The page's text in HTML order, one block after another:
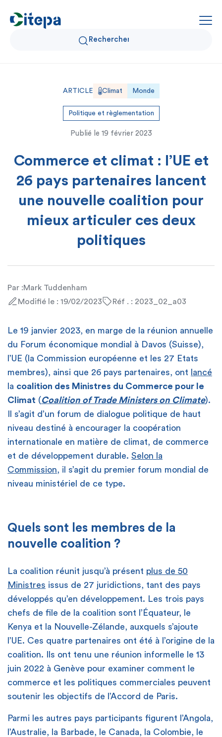
Qui sommes-nous ?
Données Air et Climat
Expertise et solutions
ARTICLE Climat Monde
Politique et règlementation
Publié le 19 février 2023
Commerce et climat : l’UE et
26 pays partenaires lancent
une nouvelle coalition pour
mieux articuler ces deux
politiques
Par :Mark Tuddenham
Modifié le : 19/02/2023
Réf . : 2023_02_a03
Le 19 janvier 2023, en marge de la réunion annuelle
du Forum économique mondial à Davos (Suisse),
l’UE (la Commission européenne et les 27 Etats
membres), ainsi que 26 pays partenaires, ont
lancé
la coalition des Ministres du Commerce pour le
Climat (Coalition of Trade Ministers on Climate).
Il s’agit d’un forum de dialogue politique de haut
niveau destiné à encourager la coopération
internationale en matière de climat, de commerce
et de développement durable. Selon la
Commission , il s’agit du premier forum mondial de
niveau ministériel de ce type.
Quels sont les membres de la
nouvelle coalition ?
La coalition réunit jusqu’à présent plus de 50
Ministres issus de 27 juridictions, tant des pays
développés qu’en développement. Les trois pays
chefs de file de la coalition sont l’Équateur, le
Kenya et la Nouvelle-Zélande, auxquels s’ajoute
l’UE. Ces quatre partenaires ont été à l’origine de la
coalition. Ils ont tenu une réunion informelle le 13
juin 2022 à Genève pour examiner comment le
commerce et les politiques commerciales peuvent
soutenir les objectifs de l’Accord de Paris.
Parmi les autres pays participants figurent l’Angola,
l’Australie, la Barbade, le Canada, la Colombie, le